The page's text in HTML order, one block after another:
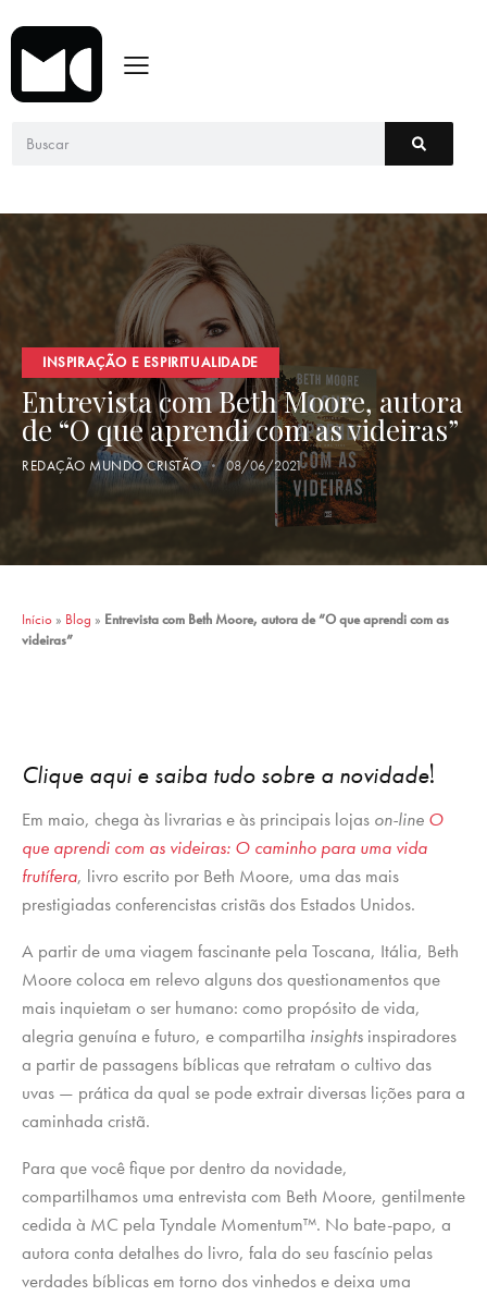
INSPIRAÇÃO E ESPIRITUALIDADE
Entrevista com Beth Moore, autora
de “O que aprendi com as videiras”
REDAÇÃO MUNDO CRISTÃO 08/06/2021
Início » Blog » Entrevista com Beth Moore, autora de “O que aprendi com as
videiras”
Clique aqui e saiba tudo sobre a novidade!
Em maio, chega às livrarias e às principais lojas on-line O
que aprendi com as videiras: O caminho para uma vida
frutífera, livro escrito por Beth Moore, uma das mais
prestigiadas conferencistas cristãs dos Estados Unidos.
A partir de uma viagem fascinante pela Toscana, Itália, Beth
Moore coloca em relevo alguns dos questionamentos que
mais inquietam o ser humano: como propósito de vida,
alegria genuína e futuro, e compartilha insights inspiradores
a partir de passagens bíblicas que retratam o cultivo das
uvas — prática da qual se pode extrair diversas lições para a
caminhada cristã.
Para que você fique por dentro da novidade,
compartilhamos uma entrevista com Beth Moore, gentilmente
cedida à MC pela Tyndale Momentum™. No bate-papo, a
autora conta detalhes do livro, fala do seu fascínio pelas
verdades bíblicas em torno dos vinhedos e deixa uma